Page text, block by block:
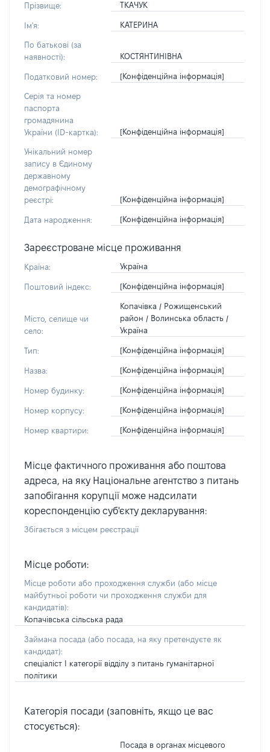
Прізвище: ТКАЧУК
Ім'я: КАТЕРИНА
По батькові (за
наявності):
КОСТЯНТИНІВНА
Податковий номер: [Конфіденційна інформація]
Серія та номер
паспорта
громадянина
України (ID-картка):
[Конфіденційна інформація]
Унікальний номер
запису в Єдиному
державному
демографічному
реєстрі:
[Конфіденційна інформація]
Дата народження: [Конфіденційна інформація]
Зареєстроване місце проживання
Країна: Україна
Поштовий індекс: [Конфіденційна інформація]
Місто, селище чи
село:
Копачівка / Рожищенський
район / Волинська область /
Україна
Тип: [Конфіденційна інформація]
Назва: [Конфіденційна інформація]
Номер будинку: [Конфіденційна інформація]
Номер корпусу: [Конфіденційна інформація]
Номер квартири: [Конфіденційна інформація]
Місце фактичного проживання або поштова
адреса, на яку Національне агентство з питань
запобігання корупції може надсилати
кореспонденцію суб'єкту декларування:
Збігається з місцем реєстрації
Місце роботи:
Місце роботи або проходження служби (або місце
майбутньої роботи чи проходження служби для
кандидатів):
Копачівська сільська рада
Займана посада (або посада, на яку претендуєте як
кандидат):
спеціаліст І категорії відділу з питань гуманітарної
політики
Категорія посади (заповніть, якщо це вас
стосується):
Посада в органах місцевого